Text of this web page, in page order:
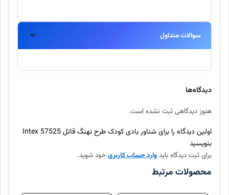
سوالات متداول
آیا این محصول اورجینال است؟
بله، تمامی محصولات موجود در اینتکس مستقیماً از برندهای معتبر
ارسال سفارش چند روز طول میکشد؟
آیا امکان بازگرداندن کالا وجود دارد؟
دیدگاه‌ها
هنوز دیدگاهی ثبت نشده است.
اولین دیدگاه را برای شناور بادی کودک طرح نهنگ قاتل 57525 Intex
بنویسید
برای ثبت دیدگاه بایدوارد حساب کاربریخود شوید.
محصولات مرتبط